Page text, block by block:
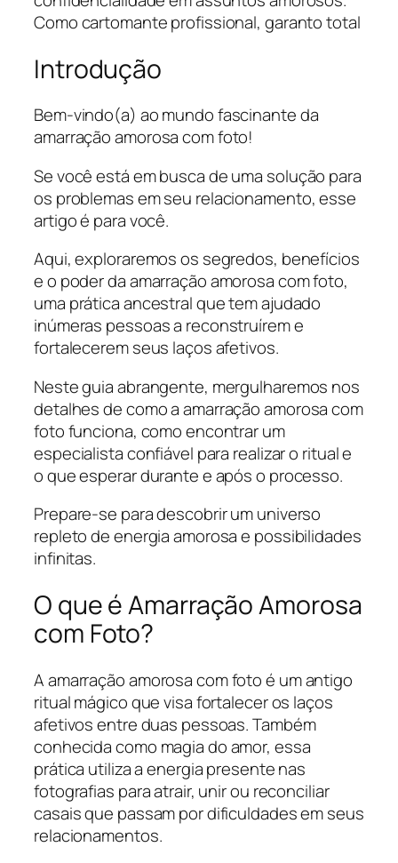
Como cartomante profissional, garanto total
Introdução
Bem-vindo(a) ao mundo fascinante da
amarração amorosa com foto!
Se você está em busca de uma solução para
os problemas em seu relacionamento, esse
artigo é para você.
Aqui, exploraremos os segredos, benefícios
e o poder da amarração amorosa com foto,
uma prática ancestral que tem ajudado
inúmeras pessoas a reconstruírem e
fortalecerem seus laços afetivos.
Neste guia abrangente, mergulharemos nos
detalhes de como a amarração amorosa com
foto funciona, como encontrar um
especialista confiável para realizar o ritual e
o que esperar durante e após o processo.
Prepare-se para descobrir um universo
repleto de energia amorosa e possibilidades
infinitas.
O que é Amarração Amorosa
com Foto?
A amarração amorosa com foto é um antigo
ritual mágico que visa fortalecer os laços
afetivos entre duas pessoas. Também
conhecida como magia do amor, essa
prática utiliza a energia presente nas
fotografias para atrair, unir ou reconciliar
casais que passam por dificuldades em seus
relacionamentos.